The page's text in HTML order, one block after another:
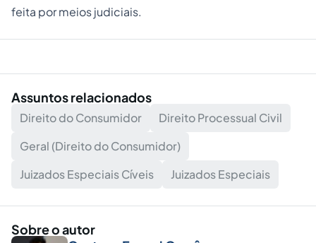
feita por meios judiciais.
Assuntos relacionados
Direito do Consumidor
Direito Processual Civil
Geral (Direito do Consumidor)
Juizados Especiais Cíveis
Juizados Especiais
Sobre o autor